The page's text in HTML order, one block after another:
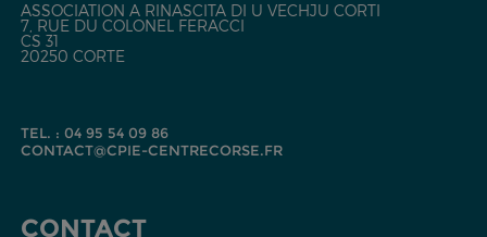
ASSOCIATION A RINASCITA DI U VECHJU CORTI
7, RUE DU COLONEL FERACCI
CS 31
20250 CORTE
TEL. : 04 95 54 09 86
CONTACT@CPIE-CENTRECORSE.FR
CONTACT